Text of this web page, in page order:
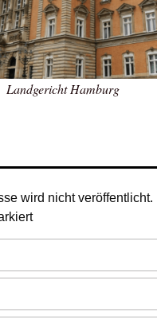
Landgericht Hamburg
wird nicht veröffentlicht.